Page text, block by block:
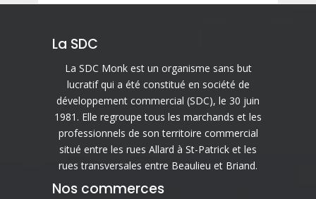
La SDC
La SDC Monk est un organisme sans but
lucratif qui a été constitué en société de
développement commercial (SDC), le 30 juin
1981. Elle regroupe tous les marchands et les
professionnels de son territoire commercial
situé entre les rues Allard à St-Patrick et les
rues transversales entre Beaulieu et Briand.
Nos commerces